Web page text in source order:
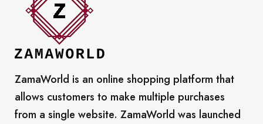
ZamaWorld is an online shopping platform that
allows customers to make multiple purchases
from a single website. ZamaWorld was launched